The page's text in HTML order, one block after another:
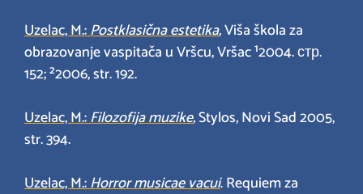
Uzelac, M.:Postklasična estetika,Viša škola za
obrazovanje vaspitača u Vršcu, Vršac ¹2004. стр.
152; ²2006, str. 192.
Uzelac, M.:Filozofija muzike,Stylos, Novi Sad 2005,
str. 394.
Uzelac, M.:Horror musicae vacui. Requiem za